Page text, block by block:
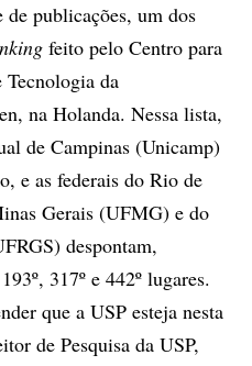
publicações, um dos
feito pelo Centro para
Tecnologia da
na Holanda. Nessa lista,
de Campinas (Unicamp)
e as federais do Rio de
Gerais (UFMG) e do
despontam,
317º e 442º lugares.
que a USP esteja nesta
de Pesquisa da USP,